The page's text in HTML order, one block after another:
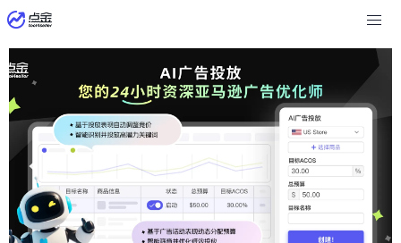
点金 tool4seller
运营亚马逊 从此心中有数
点金 tool4seller AI 广告投放
‹ ›